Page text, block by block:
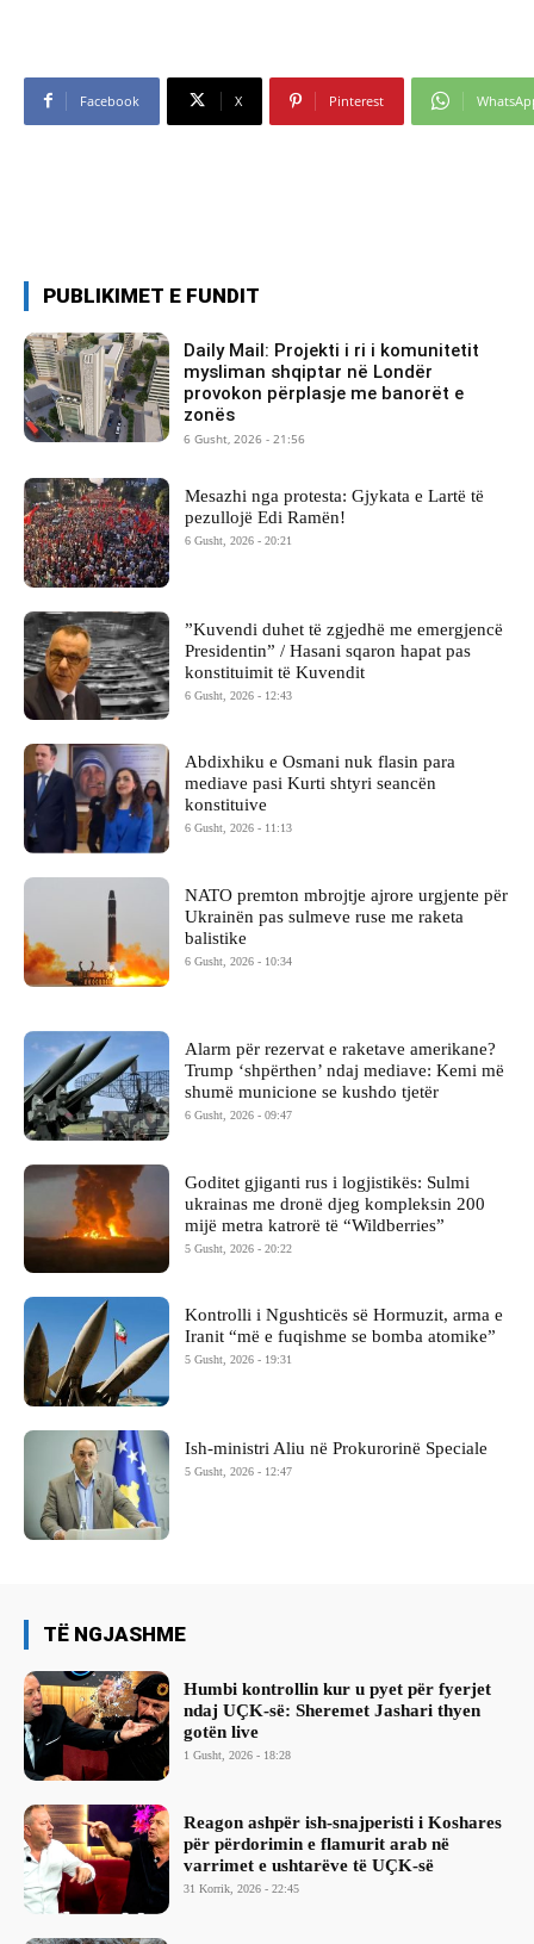
Facebook X Pinterest
PUBLIKIMET E FUNDIT
Daily Mail: Projekti i ri i komunitetit
mysliman shqiptar në Londër
provokon përplasje me banorët e
zonës
6 Gusht, 2026 - 21:56
Mesazhi nga protesta: Gjykata e Lartë të
pezullojë Edi Ramën!
6 Gusht, 2026 - 20:21
​”Kuvendi duhet të zgjedhë me emergjencë
Presidentin” / Hasani sqaron hapat pas
konstituimit të Kuvendit
6 Gusht, 2026 - 12:43
Abdixhiku e Osmani nuk flasin para
mediave pasi Kurti shtyri seancën
konstituive
6 Gusht, 2026 - 11:13
NATO premton mbrojtje ajrore urgjente për
Ukrainën pas sulmeve ruse me raketa
balistike
6 Gusht, 2026 - 10:34
Alarm për rezervat e raketave amerikane?
Trump ‘shpërthen’ ndaj mediave: Kemi më
shumë municione se kushdo tjetër
6 Gusht, 2026 - 09:47
Goditet gjiganti rus i logjistikës: Sulmi
ukrainas me dronë djeg kompleksin 200
mijë metra katrorë të “Wildberries”
5 Gusht, 2026 - 20:22
Kontrolli i Ngushticës së Hormuzit, arma e
Iranit “më e fuqishme se bomba atomike”
5 Gusht, 2026 - 19:31
Ish-ministri ​Aliu në Prokurorinë Speciale
5 Gusht, 2026 - 12:47
TË NGJASHME
Humbi kontrollin kur u pyet për fyerjet
ndaj UÇK-së: Sheremet Jashari thyen
gotën live
1 Gusht, 2026 - 18:28
Reagon ashpër ish-snajperisti i Koshares
për përdorimin e flamurit arab në
varrimet e ushtarëve të UÇK-së
31 Korrik, 2026 - 22:45